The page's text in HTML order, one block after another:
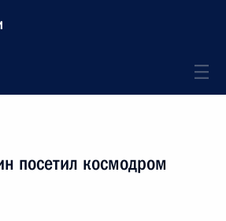
посетил космодром